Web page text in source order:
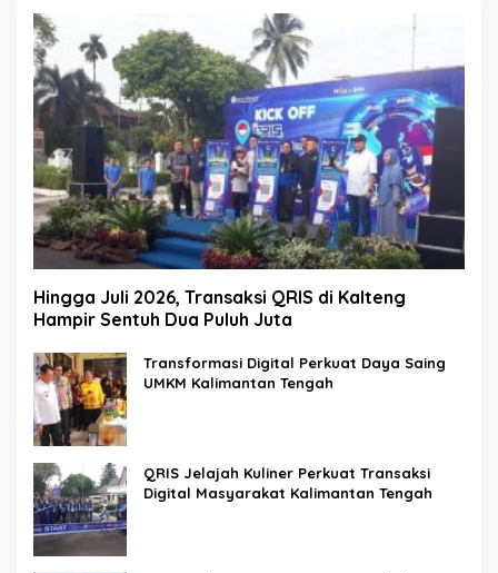
Hingga Juli 2026, Transaksi QRIS di Kalteng
Hampir Sentuh Dua Puluh Juta
Transformasi Digital Perkuat Daya Saing
UMKM Kalimantan Tengah
QRIS Jelajah Kuliner Perkuat Transaksi
Digital Masyarakat Kalimantan Tengah